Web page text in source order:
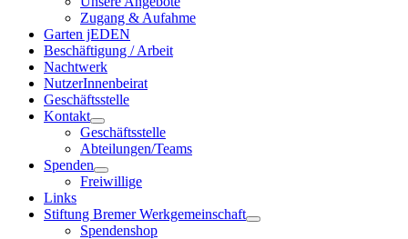
Zugang & Aufahme
Garten jEDEN
Beschäftigung / Arbeit
Nachtwerk
NutzerInnenbeirat
Geschäftsstelle
Kontakt
Geschäftsstelle
Abteilungen/Teams
Spenden
Freiwillige
Links
Stiftung Bremer Werkgemeinschaft
Spendenshop